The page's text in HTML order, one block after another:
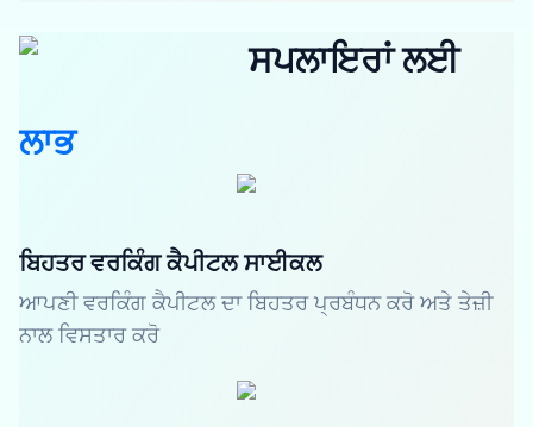
ਸਪਲਾਇਰਾਂ ਲਈ
ਲਾਭ
ਬਿਹਤਰ ਵਰਕਿੰਗ ਕੈਪੀਟਲ ਸਾਈਕਲ
ਆਪਣੀ ਵਰਕਿੰਗ ਕੈਪੀਟਲ ਦਾ ਬਿਹਤਰ ਪ੍ਰਬੰਧਨ ਕਰੋ ਅਤੇ ਤੇਜ਼ੀ
ਨਾਲ ਵਿਸਤਾਰ ਕਰੋ